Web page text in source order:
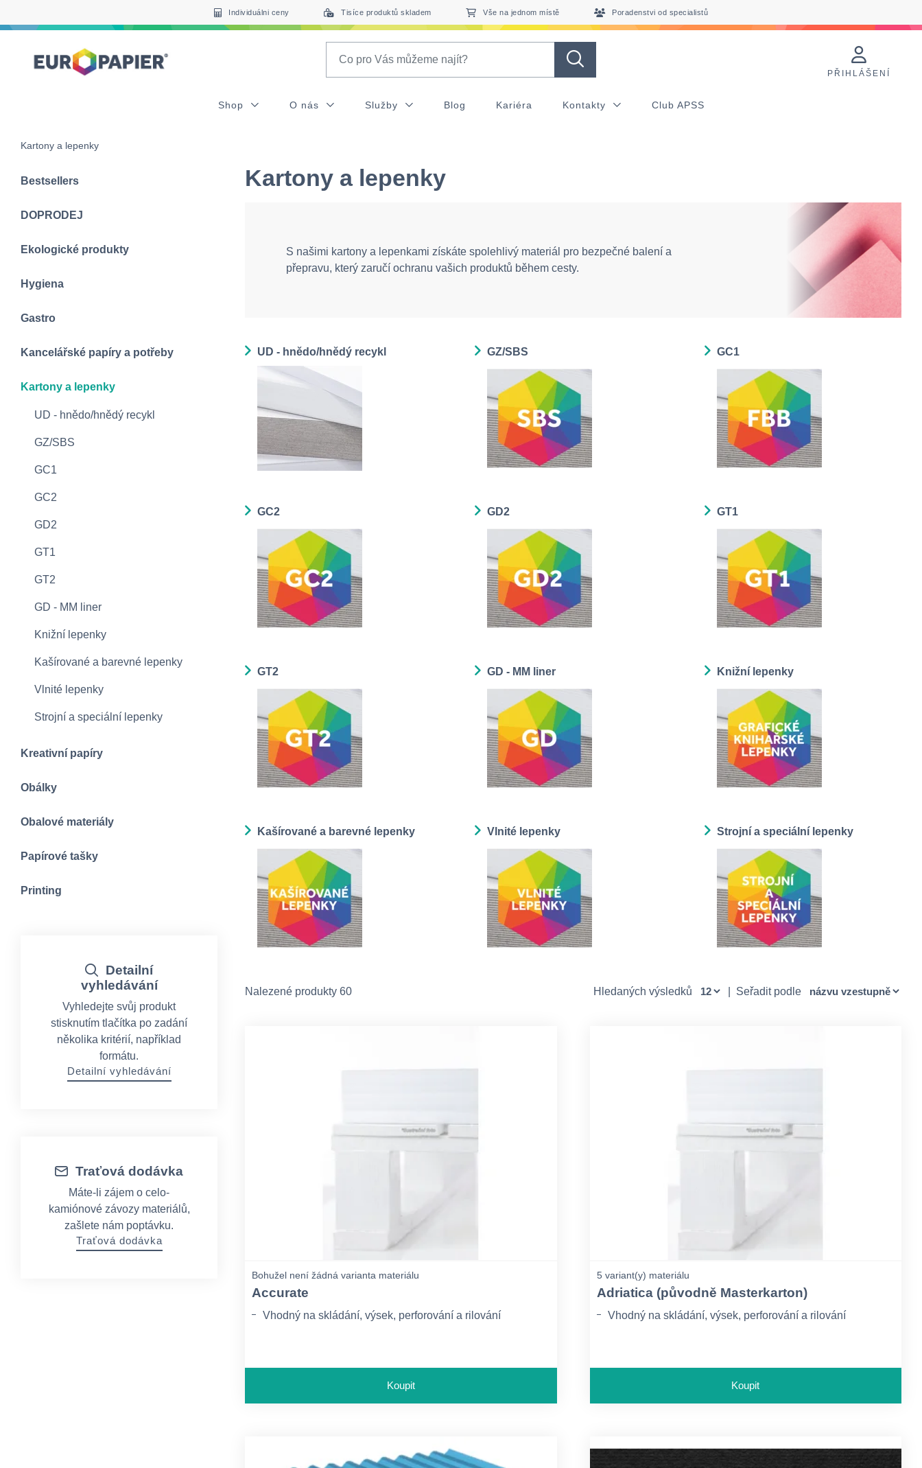
Individuálni ceny Tisíce produktů skladem Vše na jednom místě Poradenstvi od specialistů
PŘIHLÁŠENÍ
Shop O nás Služby Blog Kariéra Kontakty Club APSS
Kartony a lepenky
Bestsellers
DOPRODEJ
Ekologické produkty
Hygiena
Gastro
Kancelářské papíry a potřeby
Kartony a lepenky
UD - hnědo/hnědý recykl
GZ/SBS
GC1
GC2
GD2
GT1
GT2
GD - MM liner
Knižní lepenky
Kašírované a barevné lepenky
Vlnité lepenky
Strojní a speciální lepenky
Kreativní papíry
Obálky
Obalové materiály
Papírové tašky
Printing
Detailní
vyhledávání
Vyhledejte svůj produkt
stisknutím tlačítka po zadání
několika kritérií, například
formátu.
Detailní vyhledávání
Traťová dodávka
Máte-li zájem o celo-
kamiónové závozy materiálů,
zašlete nám poptávku.
Traťová dodávka
Kartony a lepenky
S našimi kartony a lepenkami získáte spolehlivý materiál pro bezpečné balení a
přepravu, který zaručí ochranu vašich produktů během cesty.
UD - hnědo/hnědý recykl GZ/SBS GC1
GC2 GD2 GT1
GT2 GD - MM liner Knižní lepenky
Kašírované a barevné lepenky Vlnité lepenky Strojní a speciální lepenky
Nalezené produkty 60 Hledaných výsledků Seřadit podle
Bohužel není žádná varianta materiálu
Accurate
Vhodný na skládání, výsek, perforování a rilování
Koupit
5 variant(y) materiálu
Adriatica (původně Masterkarton)
Vhodný na skládání, výsek, perforování a rilování
Koupit